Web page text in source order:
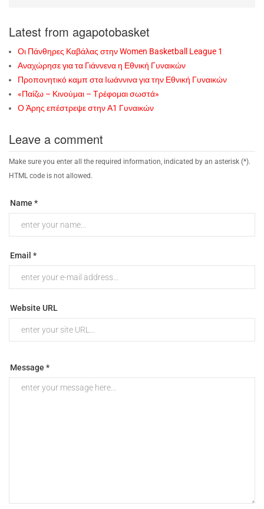
Latest from agapotobasket
Οι Πάνθηρες Καβάλας στην Women Basketball League 1
Αναχώρησε για τα Γιάννενα η Εθνική Γυναικών
Προπονητικό καμπ στα Ιωάννινα για την Εθνική Γυναικών
«Παίζω – Κινούμαι – Τρέφομαι σωστά»
Ο Άρης επέστρεψε στην Α1 Γυναικών
Leave a comment
Make sure you enter all the required information, indicated by an asterisk (*).
HTML code is not allowed.
Name *
Email *
Website URL
Message *